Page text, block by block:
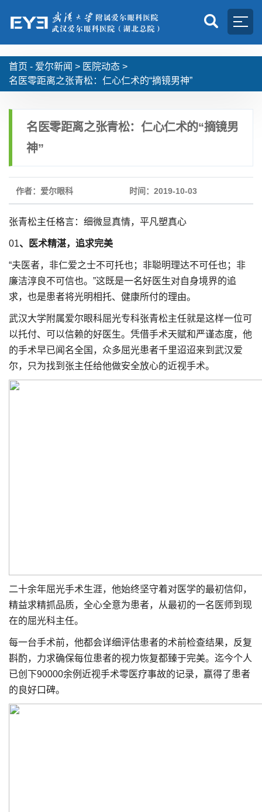
首页 - 爱尔新闻 > 医院动态 >
名医零距离之张青松：仁心仁术的“摘镜男神”
名医零距离之张青松：仁心仁术的“摘镜男
神”
作者：爱尔眼科 时间：2019-10-03
张青松主任格言：细微显真情，平凡塑真心
01、医术精湛，追求完美
“夫医者，非仁爱之士不可托也；非聪明理达不可任也；非
廉洁淳良不可信也。”这既是一名好医生对自身境界的追
求，也是患者将光明相托、健康所付的理由。
武汉大学附属爱尔眼科屈光专科张青松主任就是这样一位可
以托付、可以信赖的好医生。凭借手术天赋和严谨态度，他
的手术早已闻名全国，众多屈光患者千里迢迢来到武汉爱
尔，只为找到张主任给他做安全放心的近视手术。
二十余年屈光手术生涯，他始终坚守着对医学的最初信仰，
精益求精抓品质，全心全意为患者，从最初的一名医师到现
在的屈光科主任。
每一台手术前，他都会详细评估患者的术前检查结果，反复
斟酌，力求确保每位患者的视力恢复都臻于完美。迄今个人
已创下90000余例近视手术零医疗事故的记录，赢得了患者
的良好口碑。